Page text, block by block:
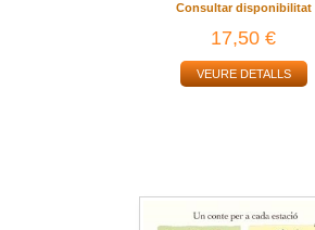
Consultar disponibilitat
17,50 €
VEURE DETALLS